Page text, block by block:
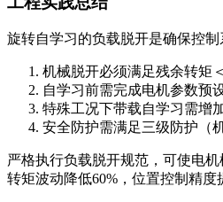
旋转自学习的负载脱开是确保控制
机械脱开必须满足残余转矩
自学习前需完成电机参数预
特殊工况下带载自学习需增
安全防护需满足三级防护（
严格执行负载脱开规范，可使电
转矩波动降低60%，位置控制精度